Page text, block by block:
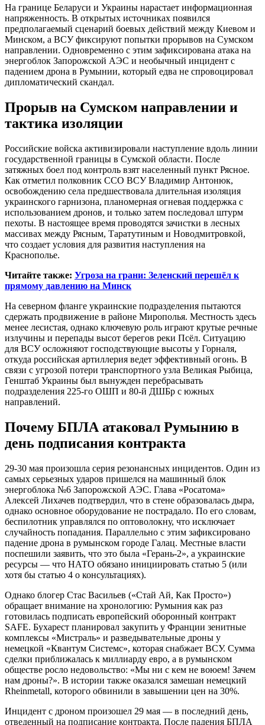
На границе Беларуси и Украины нарастает информационная
напряженность. В открытых источниках появился
предполагаемый сценарий боевых действий между Киевом и
Минском, а ВСУ фиксируют попытки прорывов на Сумском
направлении. Одновременно с этим зафиксирована атака на
энергоблок Запорожской АЭС и необычный инцидент с
падением дрона в Румынии, который едва не спровоцировал
дипломатический скандал.
Прорыв на Сумском направлении и
тактика изоляции
Российские войска активизировали наступление вдоль линии
государственной границы в Сумской области. После
затяжных боел под контроль взят населенный пункт Рясное.
Как отметил полковник ССО ВСУ Владимир Антонюк,
освобождению села предшествовала длительная изоляция
украинского гарнизона, планомерная огневая поддержка с
использованием дронов, и только затем последовал штурм
пехоты. В настоящее время проводятся зачистки в лесных
массивах между Рясным, Таратутиным и Новодмитровкой,
что создает условия для развития наступления на
Краснополье.
Читайте также: Угроза на грани: Зеленский перешёл к
прямому давлению на Минск
На северном фланге украинские подразделения пытаются
сдержать продвижение в районе Мирополья. Местность здесь
менее лесистая, однако ключевую роль играют крутые речные
излучины и перепады высот берегов реки Псёл. Ситуацию
для ВСУ осложняют господствующие высоты у Горналя,
откуда российская артиллерия ведет эффективный огонь. В
связи с угрозой потери транспортного узла Великая Рыбица,
Генштаб Украины был вынужден перебрасывать
подразделения 225-го ОШП и 80-й ДШБр с южных
направлений.
Почему БПЛА атаковал Румынию в
день подписания контракта
29-30 мая произошла серия резонансных инцидентов. Один из
самых серьезных ударов пришелся на машинный блок
энергоблока №6 Запорожской АЭС. Глава «Росатома»
Алексей Лихачев подтвердил, что в стене образовалась дыра,
однако основное оборудование не пострадало. По его словам,
беспилотник управлялся по оптоволокну, что исключает
случайность попадания. Параллельно с этим зафиксировано
падение дрона в румынском городе Галац. Местные власти
поспешили заявить, что это была «Герань-2», а украинские
ресурсы — что НАТО обязано инициировать статью 5 (или
хотя бы статью 4 о консультациях).
Однако блогер Стас Васильев («Стай Ай, Как Просто»)
обращает внимание на хронологию: Румыния как раз
готовилась подписать европейский оборонный контракт
SAFE. Бухарест планировал закупить у Франции зенитные
комплексы «Мистраль» и разведывательные дроны у
немецкой «Квантум Системс», которая снабжает ВСУ. Сумма
сделки приближалась к миллиарду евро, а в румынском
обществе росло недовольство: «Мы ни с кем не воюем! Зачем
нам дроны?». В истории также оказался замешан немецкий
Rheinmetall, которого обвинили в завышении цен на 30%.
Инцидент с дроном произошел 29 мая — в последний день,
отведенный на подписание контракта. После падения БПЛА